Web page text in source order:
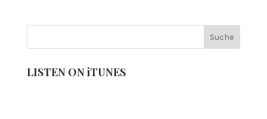
LISTEN ON iTUNES